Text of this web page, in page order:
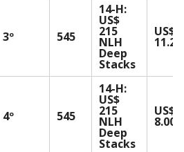
3º 545
14-H:
US$
215
NLH
Deep
Stacks
US$
4º 545
14-H:
US$
215
NLH
Deep
Stacks
US$
8.004